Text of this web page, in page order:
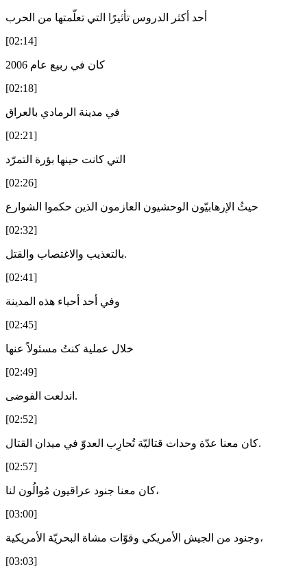
أحد أكثر الدروس تأثيرًا التي تعلّمتها من الحرب
[02:14]
كان في ربيع عام 2006
[02:18]
في مدينة الرمادي بالعراق
[02:21]
التي كانت حينها بؤرة التمرّد
[02:26]
حيثُ الإرهابيّون الوحشيون العازمون الذين حكموا الشوارع
[02:32]
بالتعذيب والاغتصاب والقتل.
[02:41]
وفي أحد أحياء هذه المدينة
[02:45]
خلال عملية كنتُ مسئولاً عنها
[02:49]
اندلعت الفوضى.
[02:52]
كان معنا عدّة وحدات قتاليّة تُحارِب العدوّ في ميدان القتال.
[02:57]
كان معنا جنود عراقيون مُوالُون لنا،
[03:00]
وجنود من الجيش الأمريكي وقوّات مشاة البحريّة الأمريكية،
[03:03]